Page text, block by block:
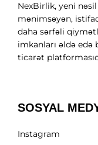
NexBirlik, yeni
mənimsəyən,
daha sərfəli
imkanları əldə
ticarət
SOSYAL
Instagram